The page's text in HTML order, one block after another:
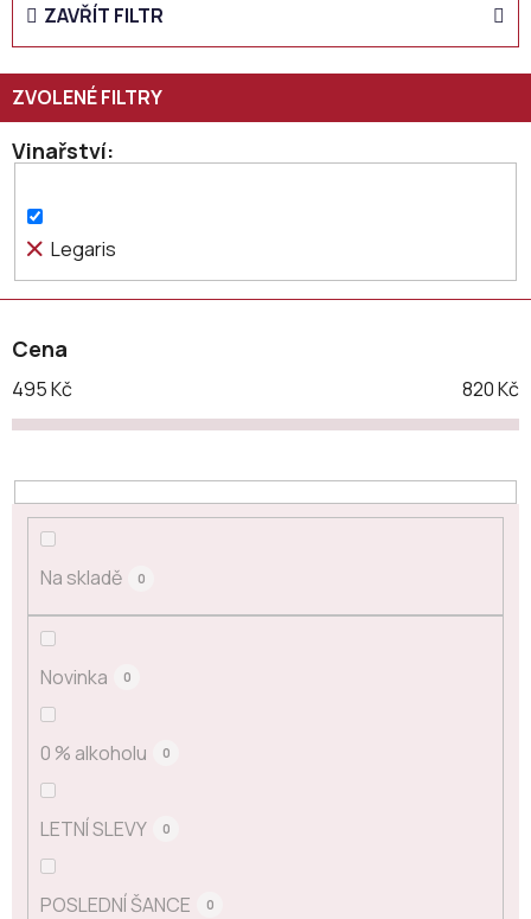
n
í
p
r
o
u
t
ů
ZAVŘÍT FILTR
Vinařství
Legaris
Cena
495Kč 820Kč
Na skladě 0
Novinka 0
0 % alkoholu 0
LETNÍ SLEVY 0
POSLEDNÍ ŠANCE 0